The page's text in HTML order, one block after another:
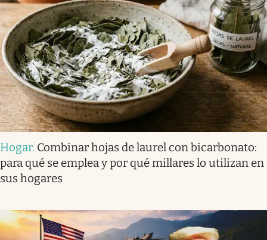
Hogar. Combinar hojas de laurel con bicarbonato:
para qué se emplea y por qué millares lo utilizan en
sus hogares